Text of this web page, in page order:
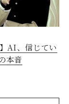
AI、信じてい
本音